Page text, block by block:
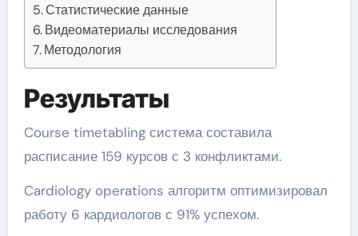
Статистические данные
Видеоматериалы исследования
Методология
Результаты
Course timetabling система составила
расписание 159 курсов с 3 конфликтами.
Cardiology operations алгоритм оптимизировал
работу 6 кардиологов с 91% успехом.